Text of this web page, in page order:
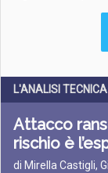
L'ANALISI TECNICA
Attacco
rischio è
di Mirella Castigli,